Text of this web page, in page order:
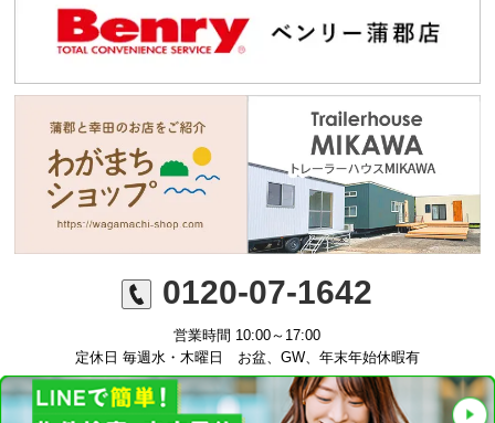
0120-07-1642
営業時間 10:00～17:00
定休日 毎週水・木曜日 お盆、GW、年末年始休暇有